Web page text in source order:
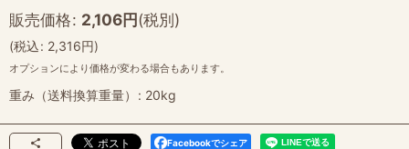
販売価格: 2,106円(税別)
(税込: 2,316円)
オプションにより価格が変わる場合もあります。
重み（送料換算重量） : 20kg
Facebookでシェア